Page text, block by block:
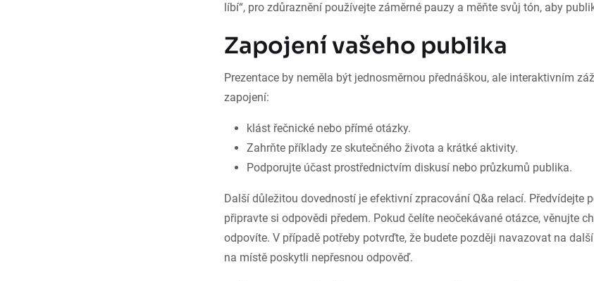
líbí“, pro zdůraznění používejte záměrné pauzy a měňte svůj tón, aby
Zapojení vašeho publika
Prezentace by neměla být jednosměrnou přednáškou, ale interaktivním
zapojení:
klást řečnické nebo přímé otázky.
Zahrňte příklady ze skutečného života a krátké aktivity.
Podporujte účast prostřednictvím diskusí nebo průzkumů publika.
Další důležitou dovedností je efektivní zpracování Q&a relací. Předvídejte
připravte si odpovědi předem. Pokud čelíte neočekávané otázce, věnujte
odpovíte. V případě potřeby potvrďte, že budete později navazovat na
na místě poskytli nepřesnou odpověď.